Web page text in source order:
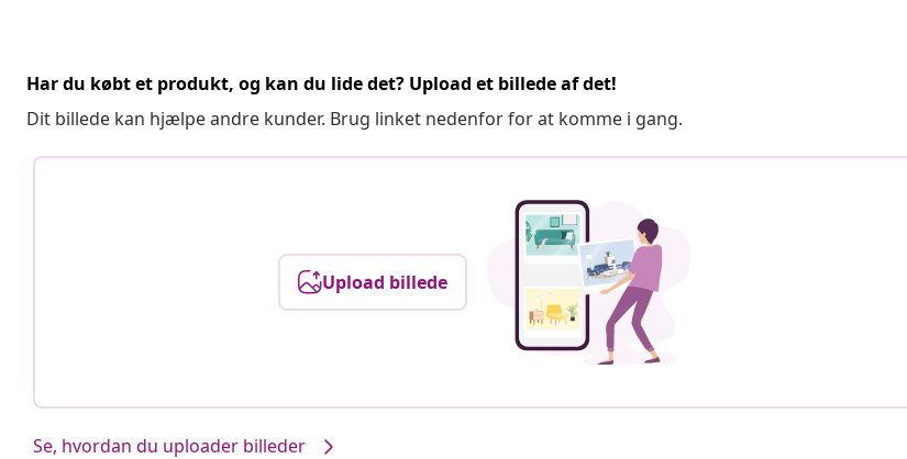
Har du købt et produkt, og kan du lide det? Upload et billede af det!
Dit billede kan hjælpe andre kunder. Brug linket nedenfor for at komme i gang.
Upload billede
Se, hvordan du uploader billeder